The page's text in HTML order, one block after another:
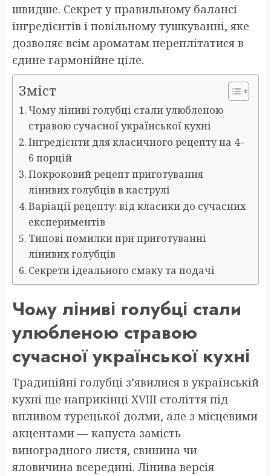
швидше. Секрет у правильному балансі
інгредієнтів і повільному тушкуванні, яке
дозволяє всім ароматам переплітатися в
єдине гармонійне ціле.
Зміст
Чому ліниві голубці стали улюбленою
стравою сучасної української кухні
Інгредієнти для класичного рецепту на 4–
6 порцій
Покроковий рецепт приготування
лінивих голубців в каструлі
Варіації рецепту: від класики до сучасних
експериментів
Типові помилки при приготуванні
лінивих голубців
Секрети ідеального смаку та подачі
Чому ліниві голубці стали
улюбленою стравою
сучасної української кухні
Традиційні голубці з’явилися в українській
кухні ще наприкінці XVIII століття під
впливом турецької долми, але з місцевими
акцентами — капуста замість
виноградного листя, свинина чи
яловичина всередині. Лінива версія